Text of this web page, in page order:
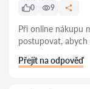
0
9
Při online nákupu
postupovat, abych
Přejít na odpověď